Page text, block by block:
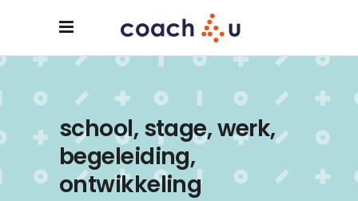
school, stage, werk,
begeleiding,
ontwikkeling